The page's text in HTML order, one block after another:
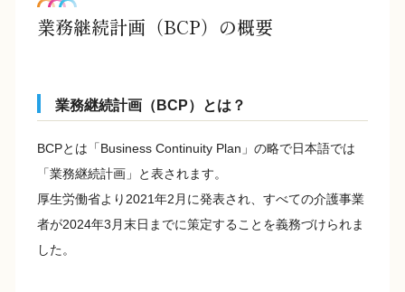
業務継続計画（BCP）の概要
業務継続計画（BCP）とは？
BCPとは「Business Continuity Plan」の略で日本語では
「業務継続計画」と表されます。
厚生労働省より2021年2月に発表され、すべての介護事業
者が2024年3月末日までに策定することを義務づけられま
した。